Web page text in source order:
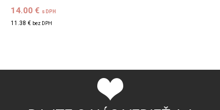
14.00 € s DPH
11.38 € bez DPH